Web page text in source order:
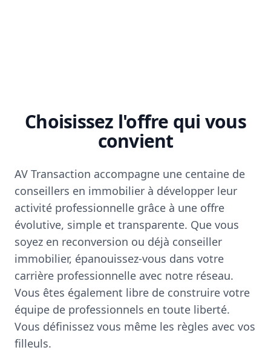
Choisissez l'offre qui vous
convient
AV Transaction accompagne une centaine de
conseillers en immobilier à développer leur
activité professionnelle grâce à une offre
évolutive, simple et transparente. Que vous
soyez en reconversion ou déjà conseiller
immobilier, épanouissez-vous dans votre
carrière professionnelle avec notre réseau.
Vous êtes également libre de construire votre
équipe de professionnels en toute liberté.
Vous définissez vous même les règles avec vos
filleuls.